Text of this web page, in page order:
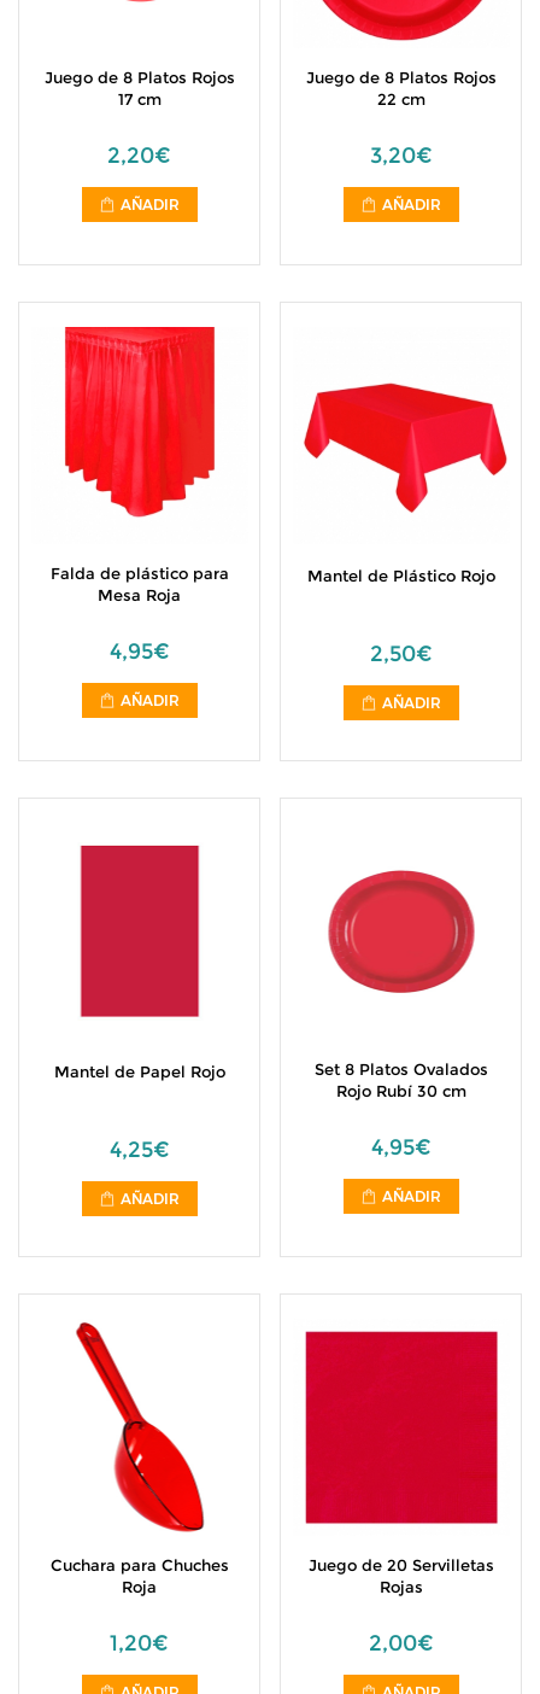
Juego de 8 Platos Rojos
17 cm
2,20€
AÑADIR
Juego de 8 Platos Rojos
22 cm
3,20€
AÑADIR
Falda de plástico para
Mesa Roja
4,95€
AÑADIR
Mantel de Plástico Rojo
2,50€
AÑADIR
Mantel de Papel Rojo
4,25€
AÑADIR
Set 8 Platos Ovalados
Rojo Rubí 30 cm
4,95€
AÑADIR
Cuchara para Chuches
Roja
1,20€
Juego de 20 Servilletas
Rojas
2,00€